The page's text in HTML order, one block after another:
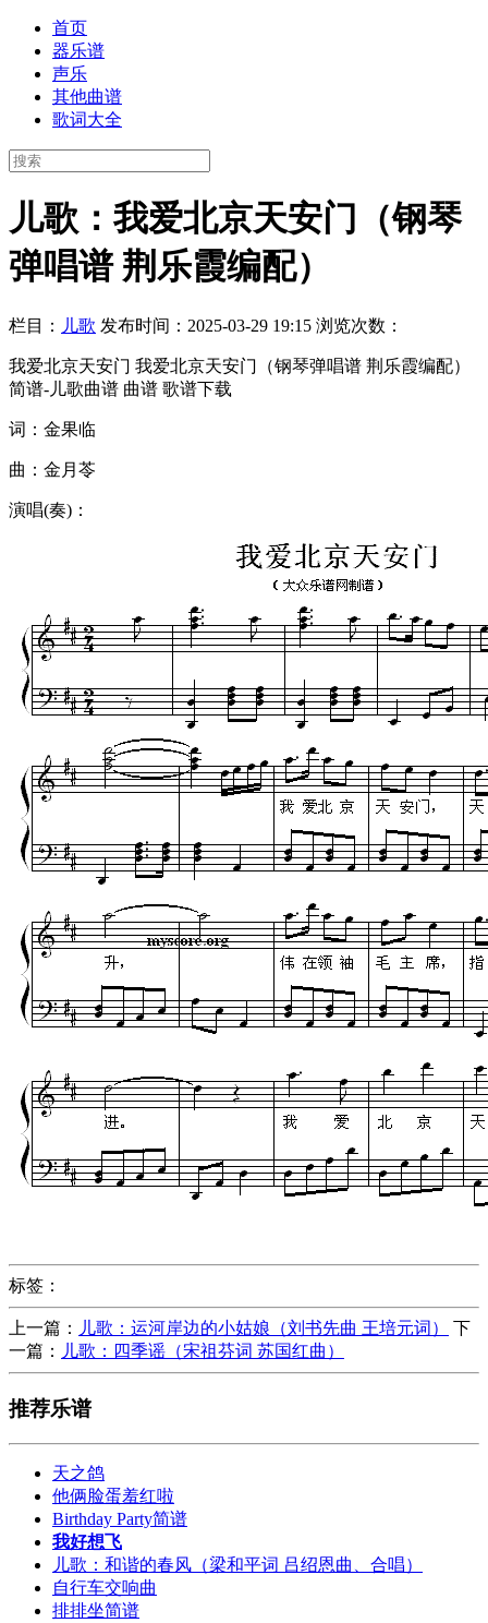
首页
器乐谱
声乐
其他曲谱
歌词大全
儿歌：我爱北京天安门（钢琴
弹唱谱 荆乐霞编配）
栏目： 儿歌 发布时间：2025-03-29 19:15 浏览次数：
我爱北京天安门 我爱北京天安门（钢琴弹唱谱 荆乐霞编配）
简谱-儿歌曲谱 曲谱 歌谱下载
词：金果临
曲：金月苓
演唱(奏)：
标签：
上一篇： 儿歌：运河岸边的小姑娘（刘书先曲 王培元词）
下
一篇：
儿歌：四季谣（宋祖芬词 苏国红曲）
推荐乐谱
天之鸽
他俩脸蛋羞红啦
Birthday Party简谱
我好想飞
儿歌：和谐的春风（梁和平词 吕绍恩曲、合唱）
自行车交响曲
排排坐简谱